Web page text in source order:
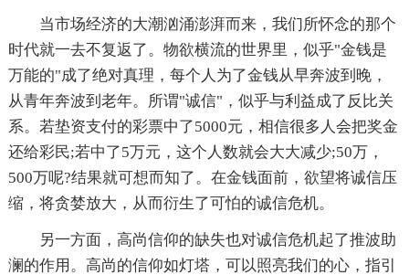
当市场经济的大潮汹涌澎湃而来，我们所怀念的那个
时代就一去不复返了。物欲横流的世界里，似乎"金钱是
万能的"成了绝对真理，每个人为了金钱从早奔波到晚，
从青年奔波到老年。所谓"诚信"，似乎与利益成了反比关
系。若垫资支付的彩票中了5000元，相信很多人会把奖金
还给彩民;若中了5万元，这个人数就会大大减少;50万，
500万呢?结果就可想而知了。在金钱面前，欲望将诚信压
缩，将贪婪放大，从而衍生了可怕的诚信危机。
另一方面，高尚信仰的缺失也对诚信危机起了推波助
澜的作用。高尚的信仰如灯塔，可以照亮我们的心，指引